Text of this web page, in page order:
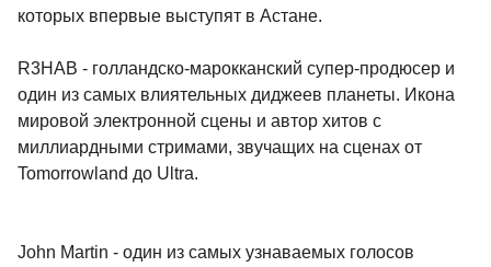
которых впервые выступят в Астане.
R3HAB - голландско-марокканский супер-продюсер и
один из самых влиятельных диджеев планеты. Икона
мировой электронной сцены и автор хитов с
миллиардными стримами, звучащих на сценах от
Tomorrowland до Ultra.
John Martin - один из самых узнаваемых голосов